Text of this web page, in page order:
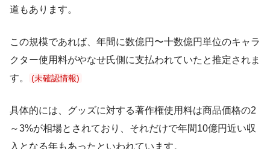
道もあります。
この規模であれば、年間に数億円〜十数億円単位のキャラ
クター使用料がやなせ氏側に支払われていたと推定されま
す。
(未確認情報)
具体的には、グッズに対する著作権使用料は商品価格の2
～3%が相場とされており、それだけで年間10億円近い収
入となる年もあったといわれています。